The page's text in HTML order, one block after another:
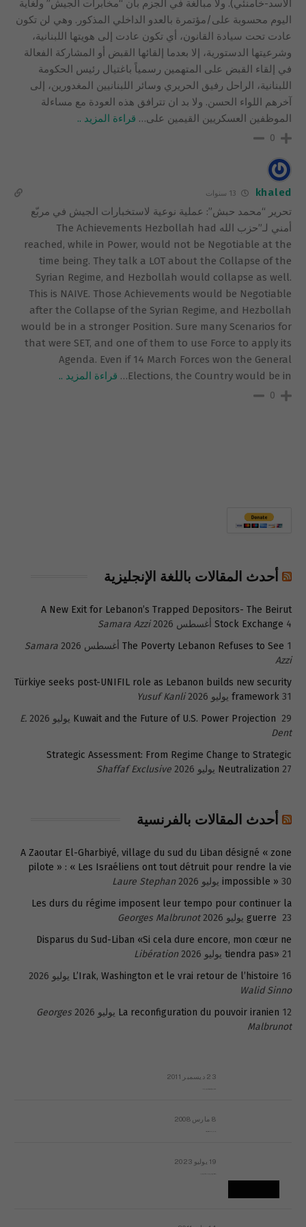
الأسد-خامنئي). ولا مبالغة في الجزم بأن “مخابرات الجيش” ولغاية
اليوم محسوبة على/مؤتمرة بالعدو الداخلي المذكور. وهي لن تكون
عادت تحت سيادة القانون، أي تكون عادت إلى هويتها اللبنانية،
وشرعيتها الدستورية، إلا بعدما إلقائها القبض أو المشاركة الفعالة
في إلقاء القبض على المتهمين رسمياً باغتيال رئيس الحكومة
اللبنانية، الراحل رفيق الحريري وسائر اللبنانيين المغدورين، إلى
آخرهم اللواء الحسن. ولا بد ان تترافق هذه العودة مع مساءلة
الموظفين العسكريين القيمين على… قراءة المزيد ..
0
khaled
تحرير “محمد حبش”: عملية نوعية لاستخبارات الجيش في مربّع
أمني لـ”حزب الله The Achievements Hezbollah had
reached, while in Power, would not be Negotiable at the
time being. They talk a LOT about the Collapse of the
Syrian Regime, and Hezbollah would collapse as well.
This is NAIVE. Those Achievements would be Negotiable
after the Collapse of the Syrian Regime, and Hezbollah
would be in a stronger Position. Sure many Scenarios for
that were SET, and one of them to use Force to apply its
Agenda. Even if 14 March Forces won the General
Elections, the Country would be in
… قراءة المزيد ..
0
أحدث المقالات باللغة الإنجليزية
A New Exit for Lebanon’s Trapped Depositors- The Beirut
Stock Exchange 4 أغسطس 2026
Samara Azzi
The Poverty Lebanon Refuses to See 1 أغسطس 2026
Samara
Azzi
Türkiye seeks post-UNIFIL role as Lebanon builds new security
framework 31 يوليو 2026
Yusuf Kanli
Kuwait and the Future of U.S. Power Projection 29 يوليو 2026
E.
Dent
Strategic Assessment: From Regime Change to Strategic
Neutralization 27 يوليو 2026 Shaffaf Exclusive
أحدث المقالات بالفرنسية
A Zaoutar El-Gharbiyé, village du sud du Liban désigné « zone
pilote » : « Les Israéliens ont tout détruit pour rendre la vie
impossible » 30 يوليو 2026
Laure Stephan
Les durs du régime imposent leur tempo pour continuer la
guerre 23 يوليو 2026
Georges Malbrunot
Disparus du Sud-Liban «Si cela dure encore, mon cœur ne
tiendra pas» 21 يوليو 2026
Libération
L’Irak, Washington et le vrai retour de l’histoire 16 يوليو 2026
Walid Sinno
La reconfiguration du pouvoir iranien 12 يوليو 2026
Georges
Malbrunot
23 ديسمبر 2011
8 مارس 2008
19 يوليو 2023